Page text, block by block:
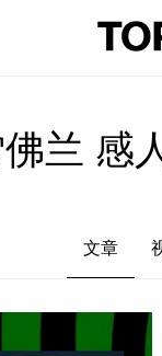
文章